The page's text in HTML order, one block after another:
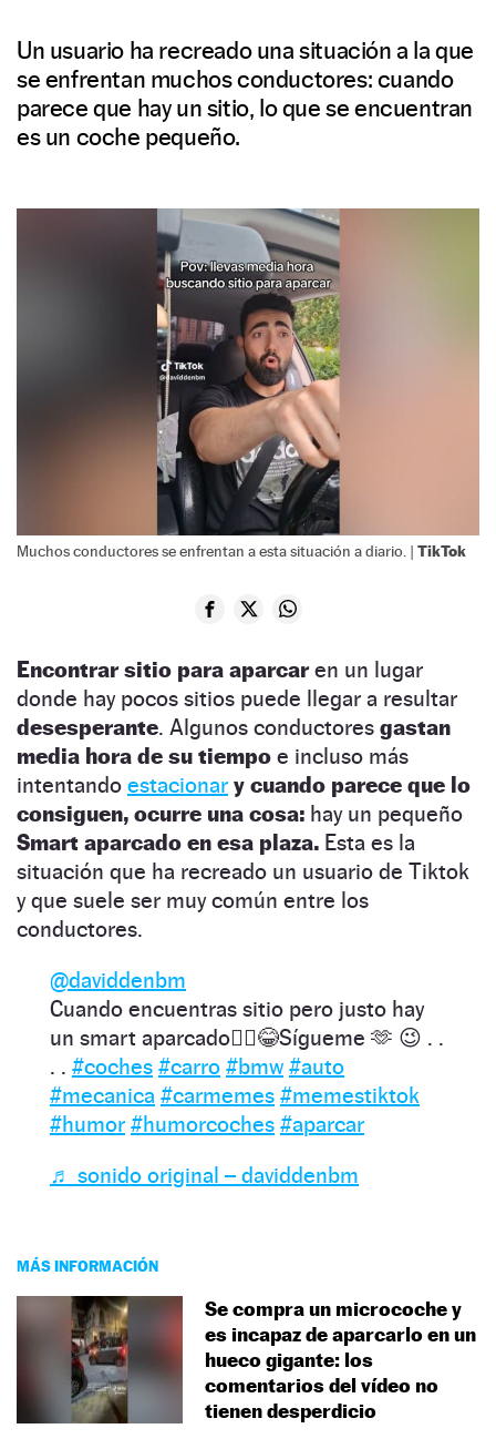
Un usuario ha recreado una situación a la que
se enfrentan muchos conductores: cuando
parece que hay un sitio, lo que se encuentran
es un coche pequeño.
Muchos conductores se enfrentan a esta situación a diario. | TikTok
Encontrar sitio para aparcaren un lugar
donde hay pocos sitios puede llegar a resultar
desesperante. Algunos conductores gastan
media hora de su tiempo e incluso más
intentando estacionar y cuando parece que lo
consiguen, ocurre una cosa: hay un pequeño
Smart aparcado en esa plaza. Esta es la
situación que ha recreado un usuario de Tiktok
y que suele ser muy común entre los
conductores.
@daviddenbm
Cuando encuentras sitio pero justo hay
un smart aparcado🤦‍♂️😂Sígueme 🫶 😉 . .
. . #coches #carro #bmw #auto
#mecanica #carmemes #memestiktok
#humor #humorcoches #aparcar
♬ sonido original – daviddenbm
MÁS INFORMACIÓN
Se compra un microcoche y
es incapaz de aparcarlo en un
hueco gigante: los
comentarios del vídeo no
tienen desperdicio